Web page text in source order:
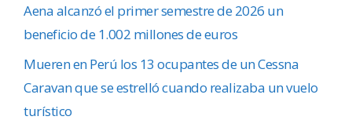
Aena alcanzó el primer semestre de 2026 un
beneficio de 1.002 millones de euros
Mueren en Perú los 13 ocupantes de un Cessna
Caravan que se estrelló cuando realizaba un vuelo
turístico